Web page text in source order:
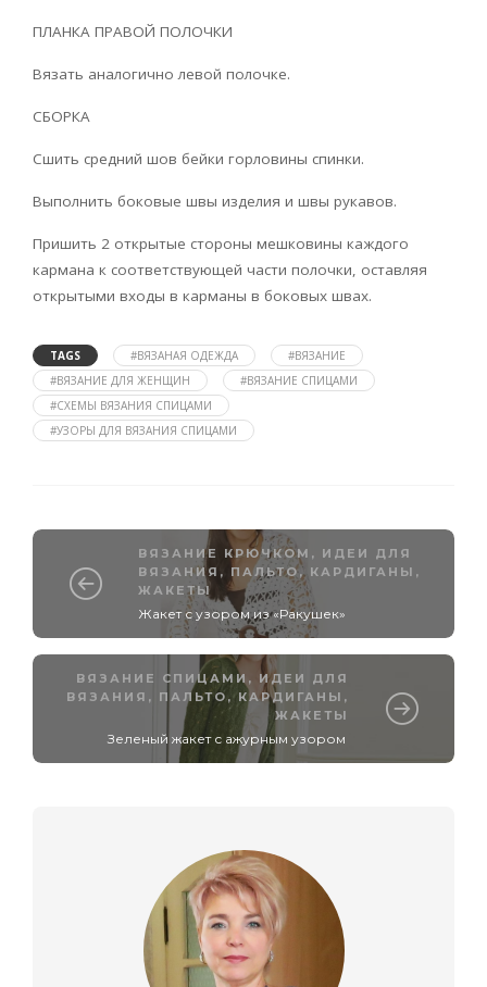
ПЛАНКА ПРАВОЙ ПОЛОЧКИ
Вязать аналогично левой полочке.
СБОРКА
Сшить средний шов бейки горловины спинки.
Выполнить боковые швы изделия и швы рукавов.
Пришить 2 открытые стороны мешковины каждого
кармана к соответствующей части полочки, оставляя
открытыми входы в карманы в боковых швах.
TAGS #ВЯЗАНАЯ ОДЕЖДА
#ВЯЗАНИЕ
#ВЯЗАНИЕ ДЛЯ ЖЕНЩИН
#ВЯЗАНИЕ СПИЦАМИ
#СХЕМЫ ВЯЗАНИЯ СПИЦАМИ
#УЗОРЫ ДЛЯ ВЯЗАНИЯ СПИЦАМИ
ВЯЗАНИЕ КРЮЧКОМ , ИДЕИ ДЛЯ
ВЯЗАНИЯ , ПАЛЬТО, КАРДИГАНЫ,
ЖАКЕТЫ
Жакет с узором из «Ракушек»
ВЯЗАНИЕ СПИЦАМИ , ИДЕИ ДЛЯ
ВЯЗАНИЯ , ПАЛЬТО, КАРДИГАНЫ,
ЖАКЕТЫ
Зеленый жакет с ажурным узором